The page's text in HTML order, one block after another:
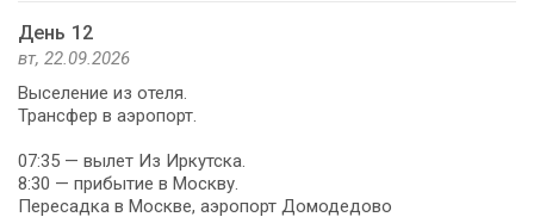
День 12
вт, 22.09.2026
Выселение из отеля.
Трансфер в аэропорт.
07:35 — вылет Из Иркутска.
8:30 — прибытие в Москву.
Пересадка в Москве, аэропорт Домодедово